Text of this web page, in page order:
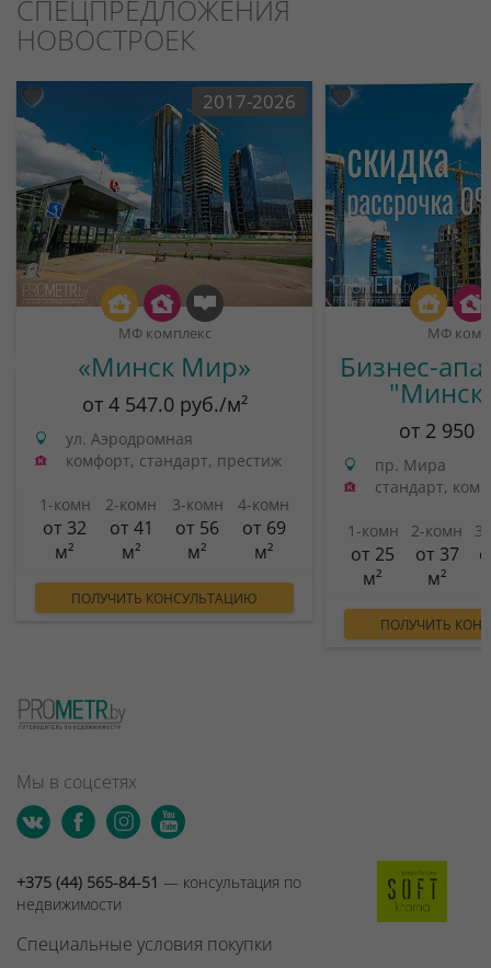
СПЕЦПРЕДЛОЖЕНИЯ
НОВОСТРОЕК
2017-2026
МФ комплекс
«Минск Мир»
от 4 547.0 руб./м²
ул. Аэродромная
комфорт, стандарт, престиж
1-комн
от 32
м²
2-комн
от 41
м²
3-комн
от 56
м²
4-комн
от 69
м²
ПОЛУЧИТЬ КОНСУЛЬТАЦИЮ
МФ
Бизнес-
от 2 950
пр. Мира
стандарт,
1-комн
от 25
м²
2-комн
от 37
м²
ПОЛУЧИТЬ
Мы в соцсетях
+375 (44) 565-84-51 — консультация по
недвижимости
Специальные условия покупки